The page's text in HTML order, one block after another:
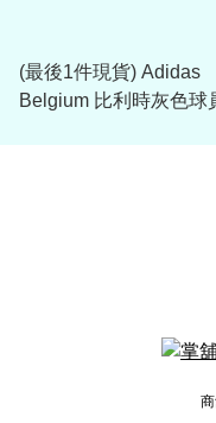
(最後1件現貨) Adidas
Belgium 比利時灰色球